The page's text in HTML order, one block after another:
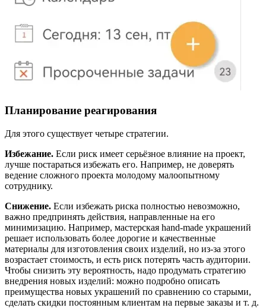
Планирование реагирования
Для этого существует четыре стратегии.
Избежание. Если риск имеет серьёзное влияние на проект,
лучше постараться избежать его. Например, не доверять
ведение сложного проекта молодому малоопытному
сотруднику.
Снижение. Если избежать риска полностью невозможно,
важно предпринять действия, направленные на его
минимизацию. Например, мастерская hand-made украшений
решает использовать более дорогие и качественные
материалы для изготовления своих изделий, но из-за этого
возрастает стоимость, и есть риск потерять часть аудитории.
Чтобы снизить эту вероятность, надо продумать стратегию
внедрения новых изделий: можно подробно описать
преимущества новых украшений по сравнению со старыми,
сделать скидки постоянным клиентам на первые заказы и т. д.